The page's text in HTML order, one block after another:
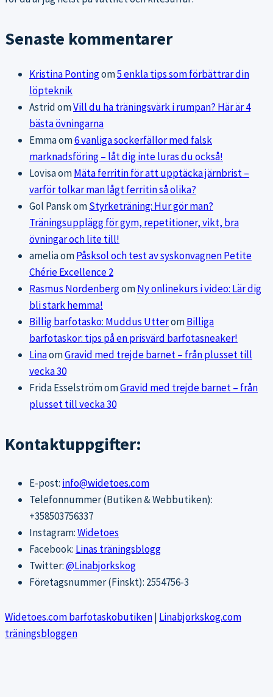
Senaste kommentarer
Kristina Pontingom5 enkla tips som förbättrar din
löpteknik
AstridomVill du ha träningsvärk i rumpan? Här är 4
bästa övningarna
Emmaom6 vanliga sockerfällor med falsk
marknadsföring – låt dig inte luras du också!
LovisaomMäta ferritin för att upptäcka järnbrist –
varför tolkar man lågt ferritin så olika?
Gol PanskomStyrketräning: Hur gör man?
Träningsupplägg för gym, repetitioner, vikt, bra
övningar och lite till!
ameliaomPåsksol och test av syskonvagnen Petite
Chérie Excellence 2
Rasmus NordenbergomNy onlinekurs i video: Lär dig
bli stark hemma!
Billig barfotasko: Muddus UtteromBilliga
barfotaskor: tips på en prisvärd barfotasneaker!
LinaomGravid med trejde barnet – från plusset till
vecka 30
Frida EsselströmomGravid med trejde barnet – från
plusset till vecka 30
Kontaktuppgifter:
E-post: info@widetoes.com
Telefonnummer (Butiken & Webbutiken):
+358503756337
Instagram:Widetoes
Facebook: Linas träningsblogg
Twitter:@Linabjorkskog
Företagsnummer (Finskt): 2554756-3
Widetoes.com barfotaskobutiken| Linabjorkskog.com
träningsbloggen